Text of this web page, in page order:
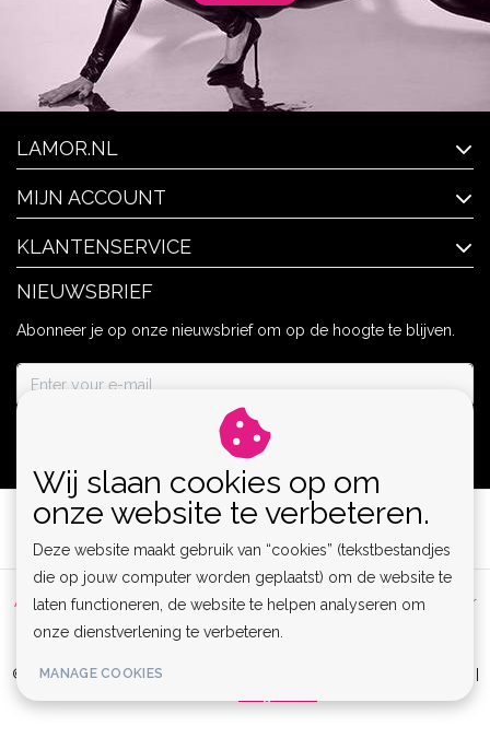
LAMOR.NL
MIJN ACCOUNT
KLANTENSERVICE
NIEUWSBRIEF
Abonneer je op onze nieuwsbrief om op de hoogte te blijven.
Algemene voorwaarden | Privacy Policy | Sitemap |
Disclaimer
RSS Feed
© Copyright 2026 - Lamor | Clubwear, Lingerie & Kinky Fashion XS-6XL |
Wij slaan cookies op om
onze website te verbeteren.
Deze website maakt gebruik van “cookies” (tekstbestandjes
die op jouw computer worden geplaatst) om de website te
laten functioneren, de website te helpen analyseren om
onze dienstverlening te verbeteren.
MANAGE COOKIES